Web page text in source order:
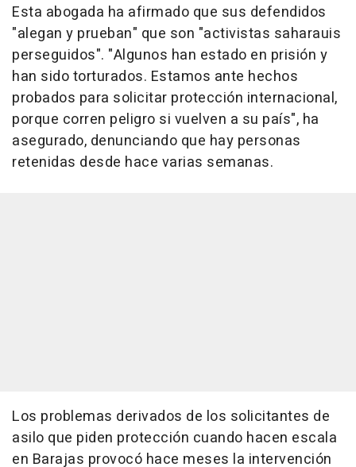
Esta abogada ha afirmado que sus defendidos
"alegan y prueban" que son "activistas saharauis
perseguidos". "Algunos han estado en prisión y
han sido torturados. Estamos ante hechos
probados para solicitar protección internacional,
porque corren peligro si vuelven a su país", ha
asegurado, denunciando que hay personas
retenidas desde hace varias semanas.
Los problemas derivados de los solicitantes de
asilo que piden protección cuando hacen escala
en Barajas provocó hace meses la intervención